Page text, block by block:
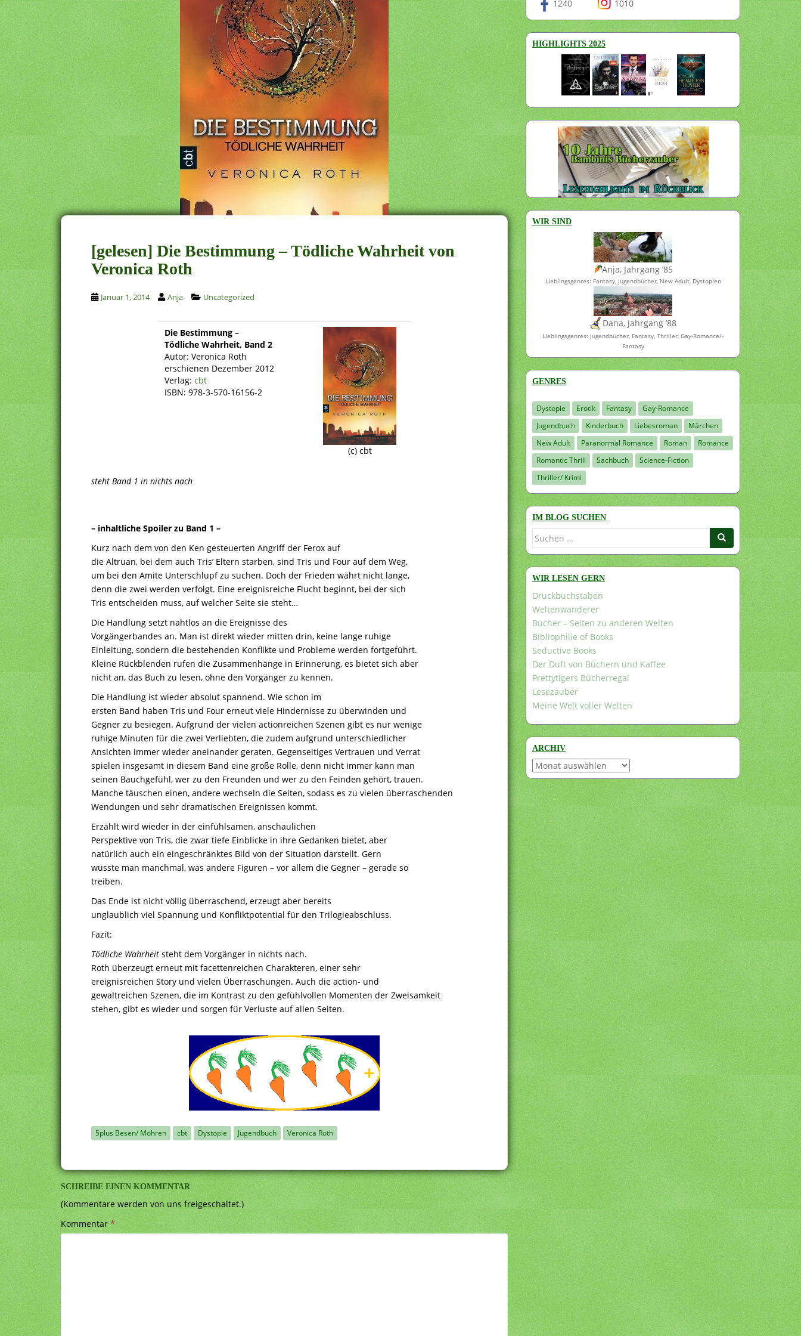
[gelesen] Die Bestimmung – Tödliche Wahrheit von
Veronica Roth
Januar 1, 2014 Anja Uncategorized
Die Bestimmung –
Tödliche Wahrheit, Band 2
Autor: Veronica Roth
erschienen Dezember 2012
Verlag: cbt
ISBN: 978-3-570-16156-2
(c) cbt
steht Band 1 in nichts nach
– inhaltliche Spoiler zu Band 1 –
Kurz nach dem von den Ken gesteuerten Angriff der Ferox auf
die Altruan, bei dem auch Tris’ Eltern starben, sind Tris und Four auf dem Weg,
um bei den Amite Unterschlupf zu suchen. Doch der Frieden währt nicht lange,
denn die zwei werden verfolgt. Eine ereignisreiche Flucht beginnt, bei der sich
Tris entscheiden muss, auf welcher Seite sie steht…
Die Handlung setzt nahtlos an die Ereignisse des
Vorgängerbandes an. Man ist direkt wieder mitten drin, keine lange ruhige
Einleitung, sondern die bestehenden Konflikte und Probleme werden fortgeführt.
Kleine Rückblenden rufen die Zusammenhänge in Erinnerung, es bietet sich aber
nicht an, das Buch zu lesen, ohne den Vorgänger zu kennen.
Die Handlung ist wieder absolut spannend. Wie schon im
ersten Band haben Tris und Four erneut viele Hindernisse zu überwinden und
Gegner zu besiegen. Aufgrund der vielen actionreichen Szenen gibt es nur wenige
ruhige Minuten für die zwei Verliebten, die zudem aufgrund unterschiedlicher
Ansichten immer wieder aneinander geraten. Gegenseitiges Vertrauen und Verrat
spielen insgesamt in diesem Band eine große Rolle, denn nicht immer kann man
seinen Bauchgefühl, wer zu den Freunden und wer zu den Feinden gehört, trauen.
Manche täuschen einen, andere wechseln die Seiten, sodass es zu vielen überraschenden
Wendungen und sehr dramatischen Ereignissen kommt.
Erzählt wird wieder in der einfühlsamen, anschaulichen
Perspektive von Tris, die zwar tiefe Einblicke in ihre Gedanken bietet, aber
natürlich auch ein eingeschränktes Bild von der Situation darstellt. Gern
wüsste man manchmal, was andere Figuren – vor allem die Gegner – gerade so
treiben.
Das Ende ist nicht völlig überraschend, erzeugt aber bereits
unglaublich viel Spannung und Konfliktpotential für den Trilogieabschluss.
Fazit:
Tödliche Wahrheit steht dem Vorgänger in nichts nach.
Roth überzeugt erneut mit facettenreichen Charakteren, einer sehr
ereignisreichen Story und vielen Überraschungen. Auch die action- und
gewaltreichen Szenen, die im Kontrast zu den gefühlvollen Momenten der Zweisamkeit
stehen, gibt es wieder und sorgen für Verluste auf allen Seiten.
5plus Besen/ Möhren cbt Dystopie Jugendbuch Veronica Roth
SCHREIBE EINEN KOMMENTAR
(Kommentare werden von uns freigeschaltet.)
Kommentar*
1240 1010
HIGHLIGHTS 2025
WIR SIND
Anja, Jahrgang ’85
Lieblingsgenres: Fantasy, Jugendbücher, New Adult, Dystopien
Dana, Jahrgang ’88
Lieblingsgenres: Jugendbücher, Fantasy, Thriller, Gay-Romance/-
Fantasy
GENRES
Dystopie Erotik Fantasy
Gay-Romance
Jugendbuch
Kinderbuch Liebesroman
Märchen
New Adult
Paranormal Romance Roman
Romance
Romantic Thrill
Sachbuch
Science-Fiction
Thriller/ Krimi
IM BLOG SUCHEN
Suchen
WIR LESEN GERN
Druckbuchstaben
Weltenwanderer
Bücher – Seiten zu anderen Welten
Bibliophilie of Books
Seductive Books
Der Duft von Büchern und Kaffee
Prettytigers Bücherregal
Lesezauber
Meine Welt voller Welten
ARCHIV
Archiv